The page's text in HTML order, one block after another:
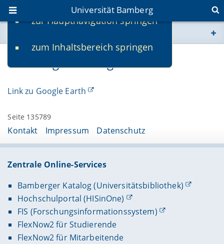
zur Hauptnavigation springen
zum Inhaltsbereich springen
Universität Bamberg
www.uni-bamberg.de
Bamberg auf Google Earth
Link zu Google Earth
Seite 135789
Kontakt Impressum Datenschutz
Zentrale Online-Services
Bamberger Katalog (Universitätsbibliothek)
Hochschulportal (HISinOne)
FIS (Forschungsinformationssystem)
FlexNow2 für Studierende
FlexNow2 für Mitarbeitende